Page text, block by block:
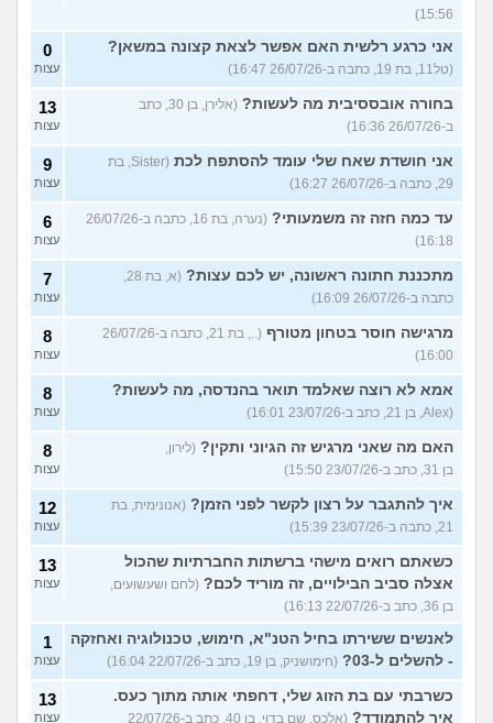
15:56)
אני כרגע רלשית האם אפשר לצאת קצונה במשאן?
(טל11, בת 19, כתבה ב-26/07/26 16:47)
0
עצות
בחורה אובססיבית מה לעשות?
(אלירן, בן 30, כתב
ב-26/07/26 16:36)
13
עצות
אני חושדת שאח שלי עומד להסתפח לכת
(Sister, בת
29, כתבה ב-26/07/26 16:27)
9
עצות
עד כמה חזה זה משמעותי?
(נערה, בת 16, כתבה ב-26/07/26
16:18)
6
עצות
מתכננת חתונה ראשונה, יש לכם עצות?
(א, בת 28,
כתבה ב-26/07/26 16:09)
7
עצות
מרגישה חוסר בטחון מטורף
(.., בת 21, כתבה ב-26/07/26
16:00)
8
עצות
אמא לא רוצה שאלמד תואר בהנדסה, מה לעשות?
(Alex, בן 21, כתב ב-23/07/26 16:01)
8
עצות
האם מה שאני מרגיש זה הגיוני ותקין? (לירון,
בן 31, כתב ב-23/07/26 15:50)
8
עצות
איך להתגבר על רצון לקשר לפני הזמן? (אנונימית, בת
21, כתבה ב-23/07/26 15:39)
12
עצות
כשאתם רואים מישהי ברשתות החברתיות שהכול
אצלה סביב הבילויים, זה מוריד לכם? (לחם ושעשועים,
בן 36, כתב ב-22/07/26 16:13)
13
עצות
לאנשים ששירתו בחיל הטנ"א, חימוש, טכנולוגיה ואחזקה
- להשלים ל-03?
(חימושניק, בן 19, כתב ב-22/07/26 16:04)
1
עצות
כשרבתי עם בת הזוג שלי, דחפתי אותה מתוך כעס.
איך להתמודד?
(אלכס, שם בדוי, בן 40, כתב ב-22/07/26
13
עצות